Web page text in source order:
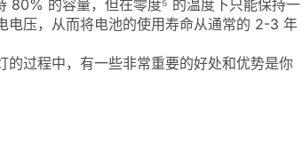
80% 的容量，但在零度⁵ 的温度下只能保持一
电压，从而将电池的使用寿命从通常的 2-3 年
过程中，有一些非常重要的好处和优势是你